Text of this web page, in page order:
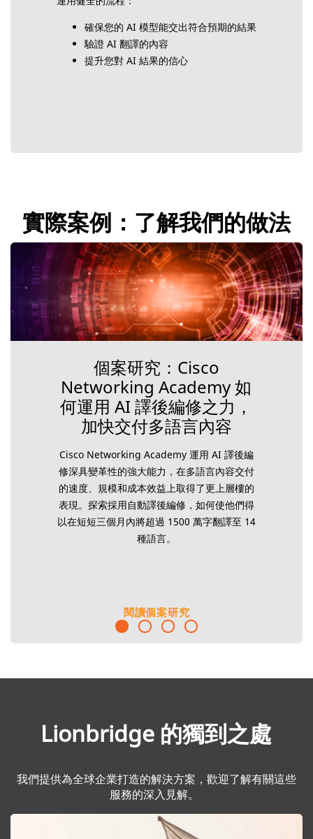
確保您的 AI 模型能交出符合預期的結果
驗證 AI 翻譯的內容
提升您對 AI 結果的信心
實際案例：了解我們的做法
個案研究：Cisco
Networking Academy 如
何運用 AI 譯後編修之力，
加快交付多語言內容
Cisco Networking Academy 運用 AI 譯後編
修深具變革性的強大能力，在多語言內容交付
的速度、規模和成本效益上取得了更上層樓的
表現。探索採用自動譯後編修，如何使他們得
以在短短三個月內將超過 1500 萬字翻譯至 14
種語言。
閱讀個案研究
Lionbridge 的獨到之處
我們提供為全球企業打造的解決方案，歡迎了解有關這些
服務的深入見解。